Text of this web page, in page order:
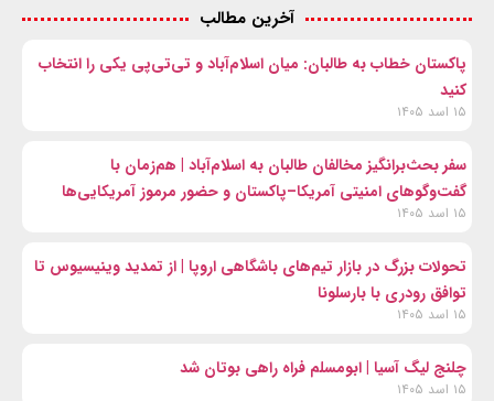
آخرین مطالب
پاکستان خطاب به طالبان: میان اسلام‌آباد و تی‌تی‌پی یکی را انتخاب
کنید
۱۵ اسد ۱۴۰۵
سفر بحث‌برانگیز مخالفان طالبان به اسلام‌آباد | هم‌زمان با
گفت‌وگوهای امنیتی آمریکا–پاکستان و حضور مرموز آمریکایی‌ها
۱۵ اسد ۱۴۰۵
تحولات بزرگ در بازار تیم‌های باشگاهی اروپا | از تمدید وینیسیوس تا
توافق رودری با بارسلونا
۱۵ اسد ۱۴۰۵
چلنج لیگ آسیا | ابومسلم فراه راهی بوتان شد
۱۵ اسد ۱۴۰۵